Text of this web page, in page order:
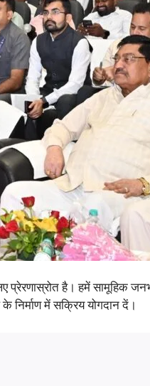
प्रेरणास्रोत है। हमें सामूहिक
निर्माण में सक्रिय योगदान दें।